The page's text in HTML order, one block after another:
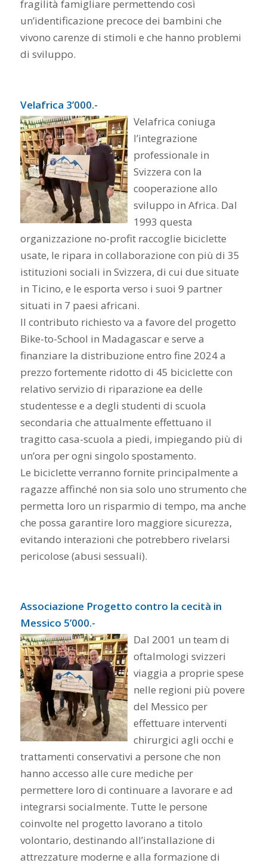
fragilità famigliare permettendo così
un’identificazione precoce dei bambini che
vivono carenze di stimoli e che hanno problemi
di sviluppo.
Velafrica 3’000.-
Velafrica coniuga
l’integrazione
professionale in
Svizzera con la
cooperazione allo
sviluppo in Africa. Dal
1993 questa
organizzazione no-profit raccoglie biciclette
usate, le ripara in collaborazione con più di 35
istituzioni sociali in Svizzera, di cui due situate
in Ticino, e le esporta verso i suoi 9 partner
situati in 7 paesi africani.
Il contributo richiesto va a favore del progetto
Bike-to-School in Madagascar e serve a
finanziare la distribuzione entro fine 2024 a
prezzo fortemente ridotto di 45 biciclette con
relativo servizio di riparazione ea delle
studentesse e a degli studenti di scuola
secondaria che attualmente effettuano il
tragitto casa-scuola a piedi, impiegando più di
un’ora per ogni singolo spostamento.
Le biciclette verranno fornite principalmente a
ragazze affinché non sia solo uno strumento che
permetta loro un risparmio di tempo, ma anche
che possa garantire loro maggiore sicurezza,
evitando interazioni che potrebbero rivelarsi
pericolose (abusi sessuali).
Associazione Progetto contro la cecità in
Messico 5’000.-
Dal 2001 un team di
oftalmologi svizzeri
viaggia a proprie spese
nelle regioni più povere
del Messico per
effettuare interventi
chirurgici agli occhi e
trattamenti conservativi a persone che non
hanno accesso alle cure mediche per
permettere loro di continuare a lavorare e ad
integrarsi socialmente. Tutte le persone
coinvolte nel progetto lavorano a titolo
volontario, destinando all’installazione di
attrezzature moderne e alla formazione di